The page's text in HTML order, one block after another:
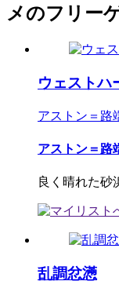
メのフリー
ウェストハ
アストン＝路
アストン＝路
良く晴れた砂
乱調忿懣